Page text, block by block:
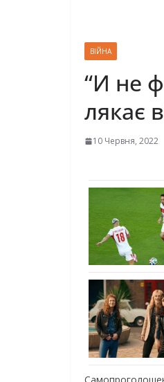
ВІЙНА
“И не
лякає
10 Червня, 2022